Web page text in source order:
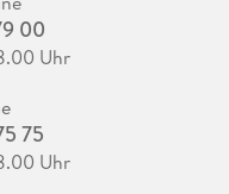
00
Uhr
75
Uhr